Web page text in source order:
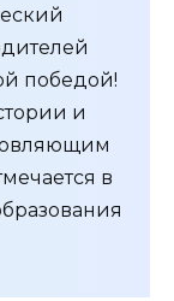
победой!
и
в